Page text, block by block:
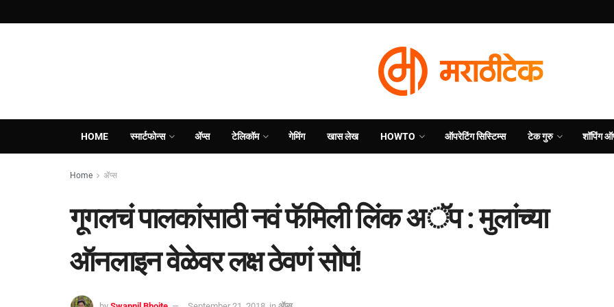
HOME स्मार्टफोन्स ॲप्स टेलिकॉम गेमिंग खास लेख HOWTO ऑपरेटिंग सिस्टिम्स टेक गुरु शॉपिंग
Home ॲप्स
गूगलचं पालकांसाठी नवं फॅमिली लिंक अॅप : मुलांच्या
ऑनलाइन वेळेवर लक्ष ठेवणं सोपं!